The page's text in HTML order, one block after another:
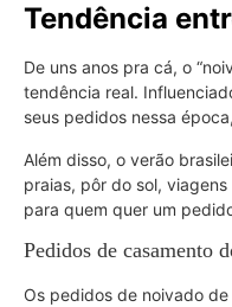
Tendência
De uns anos pra cá, o
tendência real.
seus pedidos nessa
Além disso, o verão
praias, pôr do sol,
para quem quer um
Pedidos de casamento
Os pedidos de noivado